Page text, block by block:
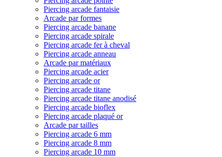
Piercing arcade fantaisie
Arcade par formes
Piercing arcade banane
Piercing arcade spirale
Piercing arcade fer à cheval
Piercing arcade anneau
Arcade par matériaux
Piercing arcade acier
Piercing arcade or
Piercing arcade titane
Piercing arcade titane anodisé
Piercing arcade bioflex
Piercing arcade plaqué or
Arcade par tailles
Piercing arcade 6 mm
Piercing arcade 8 mm
Piercing arcade 10 mm